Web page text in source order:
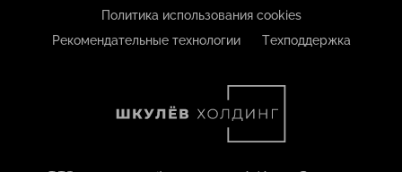
Политика использования cookies
Рекомендательные технологии
Техподдержка